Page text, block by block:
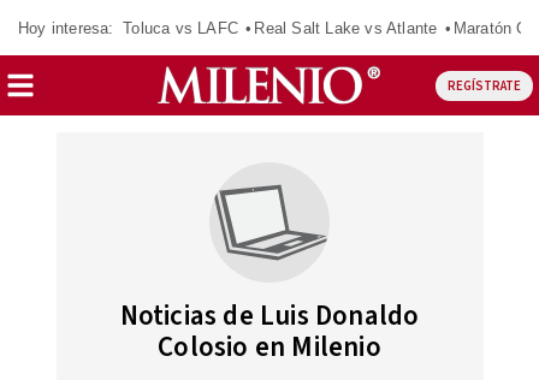
Hoy interesa: Toluca vs LAFC Real Salt Lake vs Atlante Maratón
REGÍSTRATE
Noticias de Luis Donaldo
Colosio en Milenio